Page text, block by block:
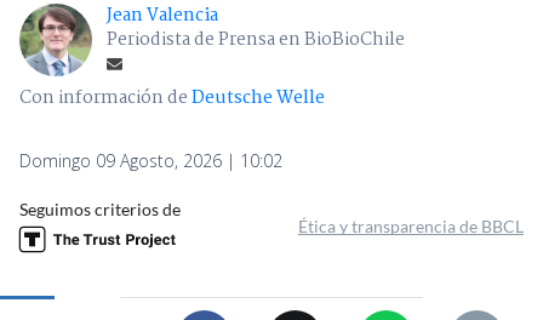
Jean Valencia
Periodista de Prensa en BioBioChile
Con información deDeutsche Welle
Domingo 09 Agosto, 2026 | 10:02
Seguimos criterios de
Ética y transparencia de BBCL